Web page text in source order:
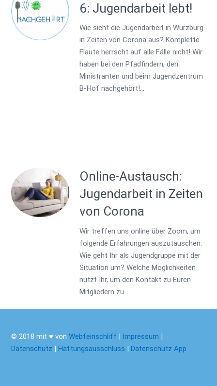
6: Jugendarbeit lebt!
Wie sieht die Jugendarbeit in Würzburg
in Zeiten von Corona aus? Komplette
Flaute herrscht auf alle Fälle nicht! Wir
haben bei den Pfadfindern, den
Ministranten und beim Jugendzentrum
B-Hof nachgehört!…
Online-Austausch:
Jugendarbeit in Zeiten
von Corona
Wir treffen uns online über Zoom, um
folgende Erfahrungen auszutauschen:
Wie geht Ihr als Jugendgruppe mit der
Situation um? Welche Möglichkeiten
nutzt Ihr, um den Kontakt zu Euren
Mitgliedern zu…
© 2018 mit ♥ von Webfeinschliff | Impressum |
Datenschutz | Haftungsausschluss | Datenschutz App